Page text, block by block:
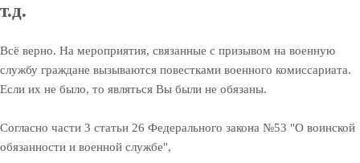
т.д.
Всё верно. На мероприятия, связанные с призывом на военную
службу граждане вызываются повестками военного комиссариата.
Если их не было, то являться Вы были не обязаны.
Согласно части 3 статьи 26 Федерального закона №53 "О воинской
обязанности и военной службе",